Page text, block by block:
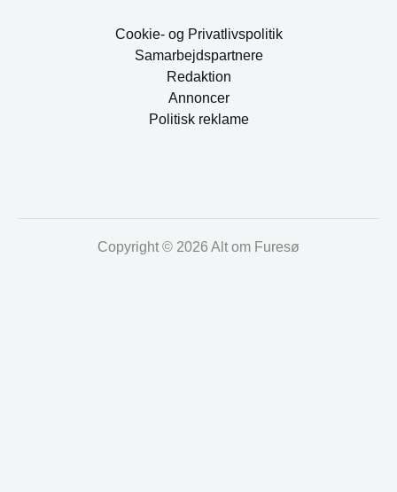
Cookie- og Privatlivspolitik
Samarbejdspartnere
Redaktion
Annoncer
Politisk reklame
Copyright © 2026 Alt om Furesø